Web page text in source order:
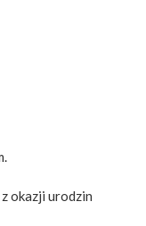
okazji urodzin